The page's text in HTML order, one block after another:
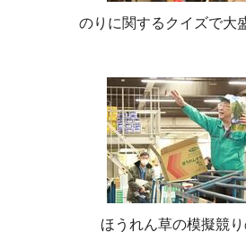
のりに関するクイズで大
ほうれん草の模擬競り